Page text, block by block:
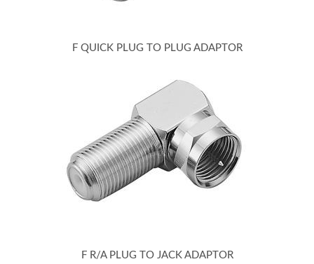
F QUICK PLUG TO PLUG ADAPTOR
F R/A PLUG TO JACK ADAPTOR